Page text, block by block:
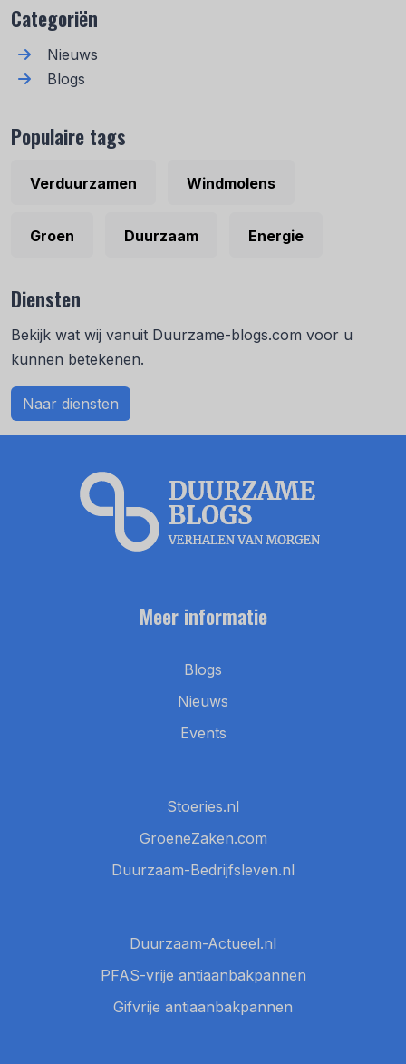
Categoriën
Nieuws
Blogs
Populaire tags
Verduurzamen Windmolens
Groen Duurzaam Energie
Diensten
Bekijk wat wij vanuit Duurzame-blogs.com voor u
kunnen betekenen.
Naar diensten
Meer informatie
Blogs
Nieuws
Events
Stoeries.nl
GroeneZaken.com
Duurzaam-Bedrijfsleven.nl
Duurzaam-Actueel.nl
PFAS-vrije antiaanbakpannen
Gifvrije antiaanbakpannen